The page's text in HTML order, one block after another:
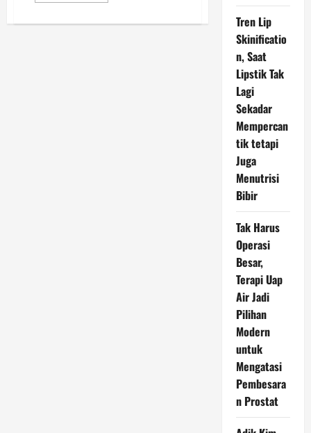
Mengintai
Tren Lip
Skinificatio
n, Saat
Lipstik Tak
Lagi
Sekadar
Mempercan
tik tetapi
Juga
Menutrisi
Bibir
Tak Harus
Operasi
Besar,
Terapi Uap
Air Jadi
Pilihan
Modern
untuk
Mengatasi
Pembesara
n Prostat